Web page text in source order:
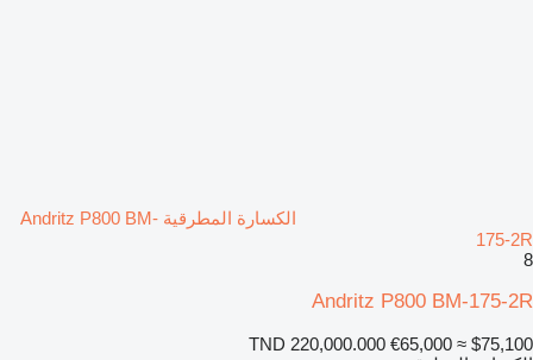
الكسارة المطرقية Andritz P800 BM-
175-2R
8
Andritz P800 BM-175-2R
TND 220,000.000 €65,000 ≈ $75,100